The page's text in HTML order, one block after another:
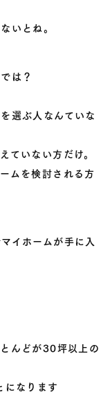
いとね。
は？
選ぶ人なんていな
ていない方だけ。
ムを検討される方
イホームが手に入
んどが30坪以上の
になります